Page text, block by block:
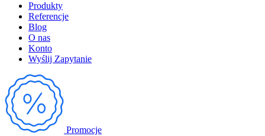
Produkty
Referencje
Blog
O nas
Konto
Wyślij Zapytanie
Promocje